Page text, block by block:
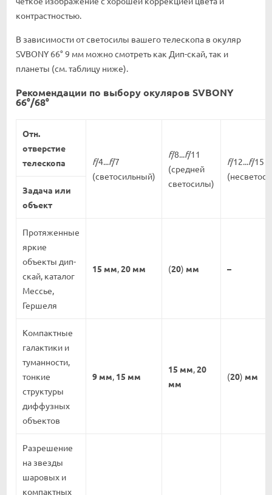
контрастностью.
В зависимости от светосилы вашего телескопа в окуляр
SVBONY 66° 9 мм можно смотреть как Дип-скай, так и
планеты (см. таблицу ниже).
Рекомендации по выбору окуляров SVBONY
66°/68°
Отн.
отверстие
телескопа
f/4...f/7
(светосильный)
f/8...f/11
(средней
светосилы)
f/12...f/15
Задача или
объект
Протяженные
яркие
объекты дип-
скай, каталог
Мессье,
Гершеля
15 мм,20 мм (20) мм –
Компактные
галактики и
туманности,
тонкие
структуры
диффузных
объектов
9 мм, 15 мм
15 мм,20
мм
(20) мм
Разрешение
на звезды
шаровых и
компактных